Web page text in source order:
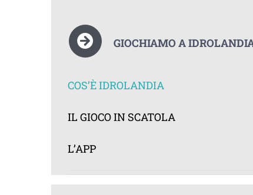
GIOCHIAMO A
COS’È IDROLANDIA
IL GIOCO IN SCATOLA
L’APP